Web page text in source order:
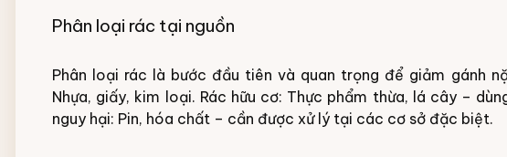
Phân loại rác tại nguồn
Phân loại rác là bước đầu tiên và quan trọng để giảm gánh
Nhựa, giấy, kim loại. Rác hữu cơ: Thực phẩm thừa, lá cây –
nguy hại: Pin, hóa chất – cần được xử lý tại các cơ sở đặc biệt.